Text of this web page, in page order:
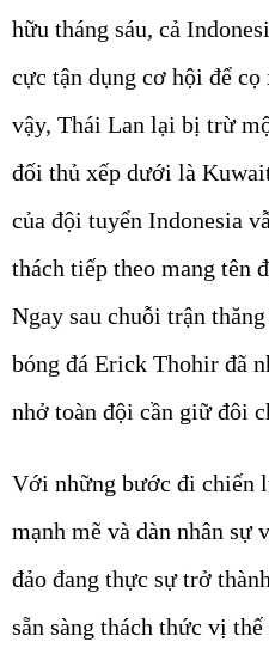
hữu tháng sáu, cả
cực tận dụng cơ hội để
vậy, Thái Lan lại bị trừ
đối thủ xếp dưới là
của đội tuyển Indonesia
thách tiếp theo mang tên
Ngay sau chuỗi trận
bóng đá Erick Thohir đã
nhở toàn đội cần giữ đôi
Với những bước đi chiến
mạnh mẽ và dàn nhân
đảo đang thực sự trở
sẵn sàng thách thức vị